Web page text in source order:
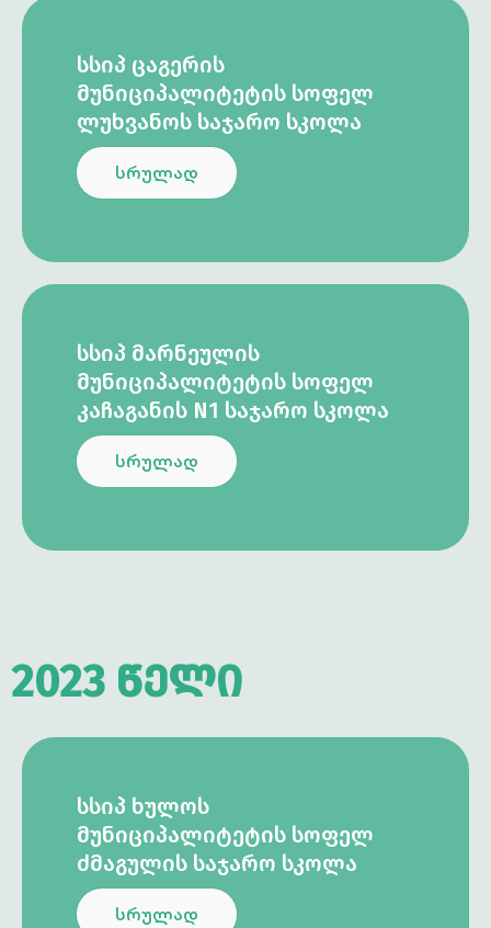
ᲡᲡᲘᲞ ᲪᲐᲒᲔᲠᲘᲡ
ᲛᲣᲜᲘᲪᲘᲞᲐᲚᲘᲢᲔᲢᲘᲡ ᲡᲝᲤᲔᲚ
ᲚᲣᲮᲕᲐᲜᲝᲡ ᲡᲐᲯᲐᲠᲝ ᲡᲙᲝᲚᲐ
სრულად
ᲡᲡᲘᲞ ᲛᲐᲠᲜᲔᲣᲚᲘᲡ
ᲛᲣᲜᲘᲪᲘᲞᲐᲚᲘᲢᲔᲢᲘᲡ ᲡᲝᲤᲔᲚ
ᲙᲐᲩᲐᲒᲐᲜᲘᲡ N1 ᲡᲐᲯᲐᲠᲝ ᲡᲙᲝᲚᲐ
სრულად
2023 წელი
ᲡᲡᲘᲞ ᲮᲣᲚᲝᲡ
ᲛᲣᲜᲘᲪᲘᲞᲐᲚᲘᲢᲔᲢᲘᲡ ᲡᲝᲤᲔᲚ
ᲫᲛᲐᲒᲣᲚᲘᲡ ᲡᲐᲯᲐᲠᲝ ᲡᲙᲝᲚᲐ
სრულად